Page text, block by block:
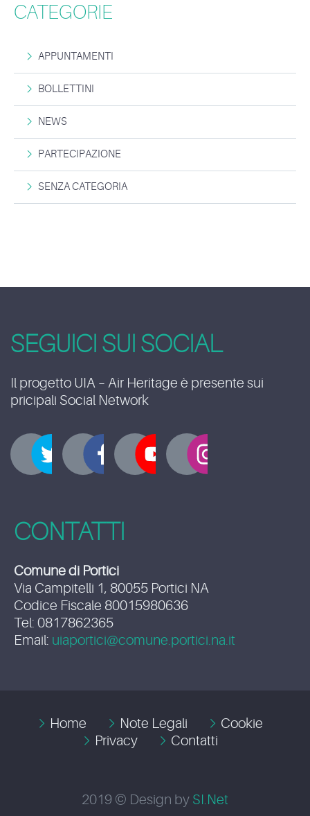
CATEGORIE
APPUNTAMENTI
BOLLETTINI
NEWS
PARTECIPAZIONE
SENZA CATEGORIA
SEGUICI SUI SOCIAL
Il progetto UIA – Air Heritage è presente sui
pricipali Social Network
CONTATTI
Comune di Portici
Via Campitelli 1, 80055 Portici NA
Codice Fiscale 80015980636
Tel: 0817862365
Email: uiaportici@comune.portici.na.it
Home Note Legali
Cookie
Privacy
Contatti
2019 © Design by SI.Net